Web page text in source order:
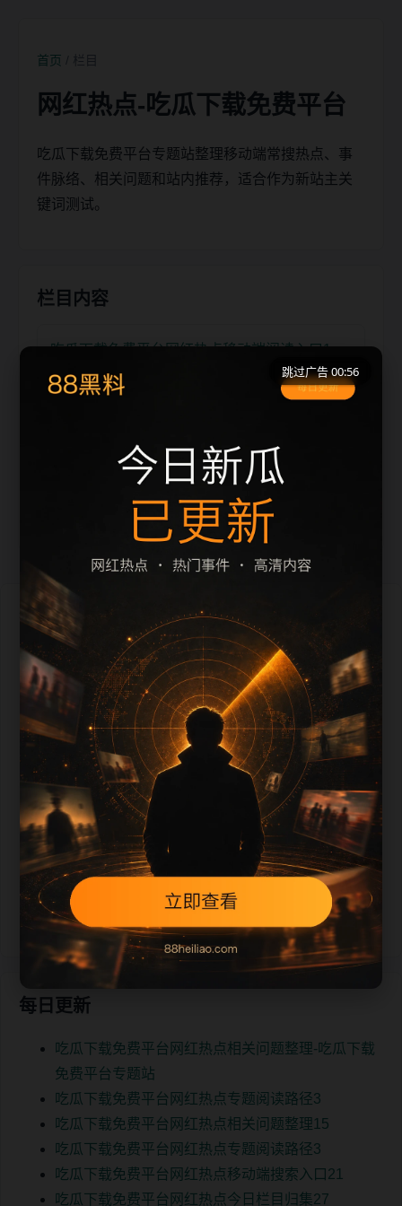
首页
网红热点-吃瓜下载免费平台
吃瓜下载免费平台专题站整理移动端常搜热点、事
件脉络、相关问题和站内推荐，适合作为新站主关
键词测试。
栏目内容
吃瓜下载免费平台网红热点移动端阅读入口1
网红热点相关内容入口
吃瓜下载免费平台网红热点移动端阅读入口2
每日更新
吃瓜下载免费平台网红热点相关问题整理45
吃瓜下载免费平台网红热点专题阅读路径3
吃瓜下载免费平台网红热点相关问题整理15
吃瓜下载免费平台网红热点专题阅读路径3
吃瓜下载免费平台网红热点移动端搜索入口21
吃瓜下载免费平台网红热点今日栏目归集27
吃瓜下载免费平台网红热点热门内容推荐9
吃瓜下载免费平台网红热点相关问题整理15
吃瓜下载免费平台网红热点专题阅读路径3
吃瓜下载免费平台网红热点移动端搜索入口21
吃瓜下载免费平台网红热点今日栏目归集27
每日更新
吃瓜下载免费平台网红热点相关问题整理-吃瓜下载
免费平台专题站
吃瓜下载免费平台网红热点专题阅读路径3
吃瓜下载免费平台网红热点相关问题整理15
吃瓜下载免费平台网红热点专题阅读路径3
吃瓜下载免费平台网红热点移动端搜索入口21
吃瓜下载免费平台网红热点今日栏目归集27
跳过广告 00:56